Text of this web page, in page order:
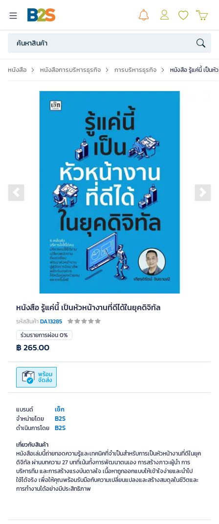
หนังสือ หนังสือการบริหารธุรกิจ การบริหารธุรกิจ หนังสือ รู้แค่นี้ เป็นหั
Previous slide
หนังสือ รู้แค่นี้ เป็นหัวหน้างานที่ดีได้ในยุคดิจิทัล
รหัสสินค้าDA13285
แบรนด์ เช็ก
จำหน่ายโดย B2S
ดำเนินการโดย B2S
ร่วมรายการผ่อน 0%
พร้อม
จัดส่ง
฿ 265.00
เกี่ยวกับสินค้า
หนังสือเล่มนี้ถ่ายทอดความรู้และเทคนิคที่จำเป็นสำหรับการเป็นหัวหน้างานที่ดีในยุค
ดิจิทัล ผ่านบทความ 27 บทที่เน้นทั้งการพัฒนาตนเอง การสร้างภาวะผู้นำ การ
บริหารทีม และการสร้างแรงบันดาลใจ เนื้อหาถูกออกแบบให้เข้าใจง่ายและนำไป
ใช้ได้จริง เพื่อให้คุณพร้อมรับมือกับความเปลี่ยนแปลงและสร้างสมดุลในชีวิตและ
การทำงานได้อย่างมีประสิทธิภาพ